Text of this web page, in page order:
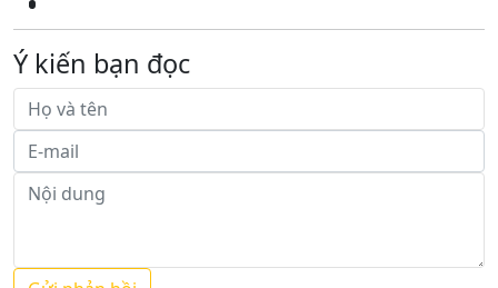
Ý kiến bạn đọc